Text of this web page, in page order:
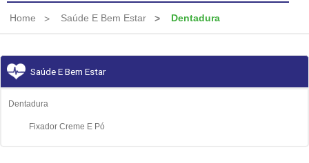
Home Saúde E Bem Estar Dentadura
Saúde E Bem Estar
Dentadura
Fixador Creme E Pó